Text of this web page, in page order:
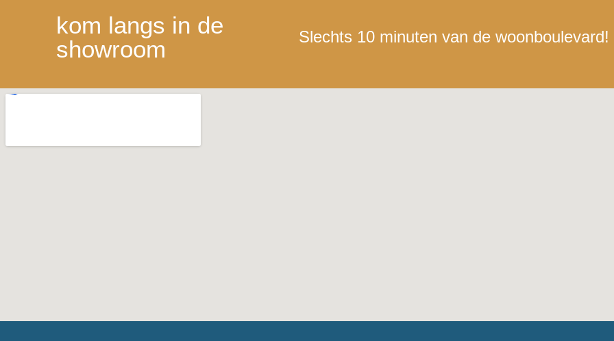
kom langs in de
showroom
Slechts 10 minuten van de woonboulevard!